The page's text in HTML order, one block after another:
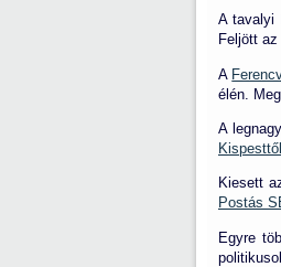
A
Feljött az
A
élén.
A
Kispesttől
Kiesett
Postás
Egyre